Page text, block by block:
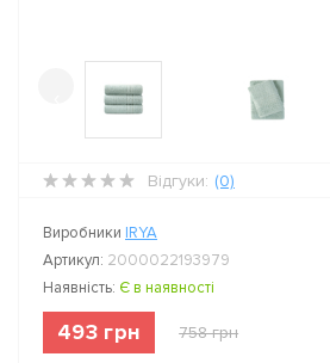
Відгуки: (0)
Виробники IRYA
Артикул: 2000022193979
Наявність: Є в наявності
493 грн 758 грн